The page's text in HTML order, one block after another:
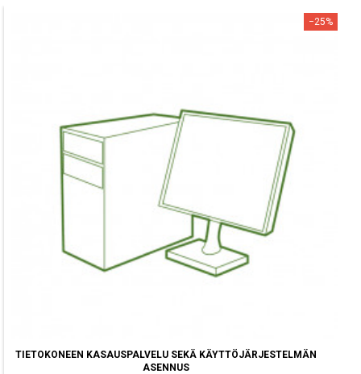
−25%
TIETOKONEEN KASAUSPALVELU SEKÄ KÄYTTÖJÄRJESTELMÄN
ASENNUS